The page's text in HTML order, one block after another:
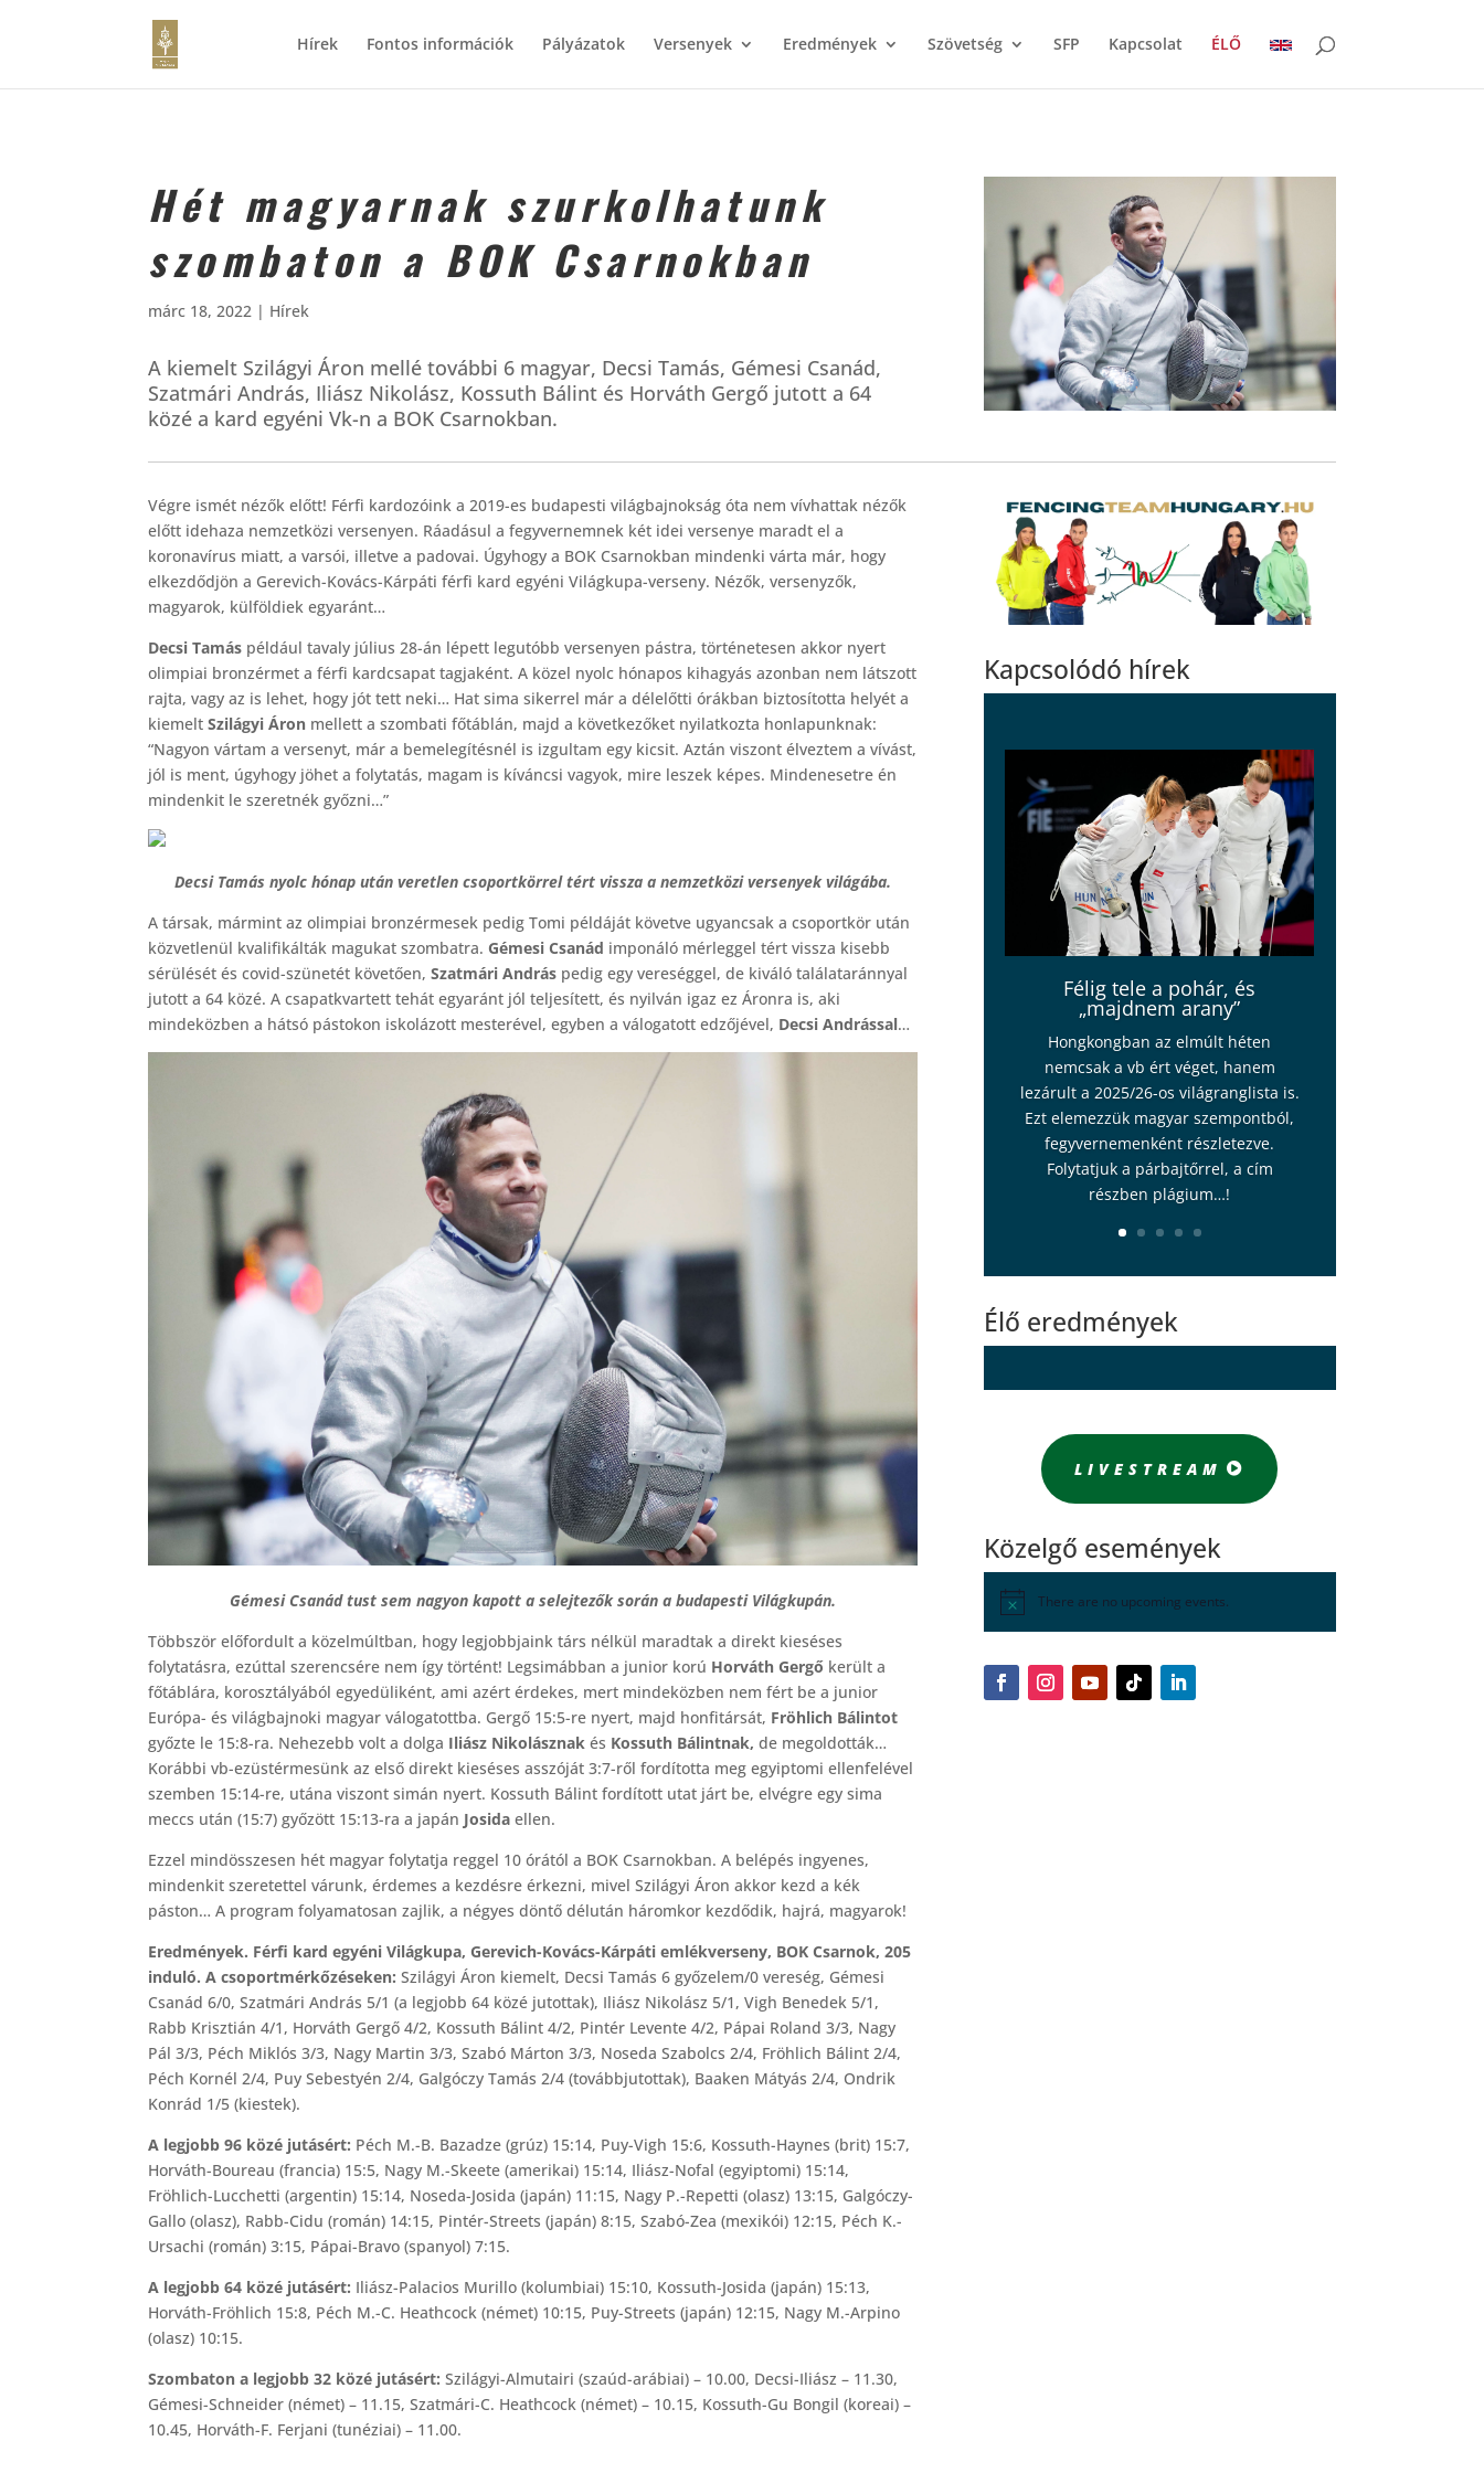
Hírek Fontos információk Pályázatok Versenyek Eredmények Szövetség SFP Kapcsolat ÉLŐ
Hét magyarnak szurkolhatunk
szombaton a BOK Csarnokban
márc 18, 2022 | Hírek
A kiemelt Szilágyi Áron mellé további 6 magyar, Decsi Tamás, Gémesi Csanád,
Szatmári András, Iliász Nikolász, Kossuth Bálint és Horváth Gergő jutott a 64
közé a kard egyéni Vk-n a BOK Csarnokban.
Végre ismét nézők előtt! Férfi kardozóink a 2019-es budapesti világbajnokság óta nem vívhattak nézők
előtt idehaza nemzetközi versenyen. Ráadásul a fegyvernemnek két idei versenye maradt el a
koronavírus miatt, a varsói, illetve a padovai. Úgyhogy a BOK Csarnokban mindenki várta már, hogy
elkezdődjön a Gerevich-Kovács-Kárpáti férfi kard egyéni Világkupa-verseny. Nézők, versenyzők,
magyarok, külföldiek egyaránt…
Decsi Tamás például tavaly július 28-án lépett legutóbb versenyen pástra, történetesen akkor nyert
olimpiai bronzérmet a férfi kardcsapat tagjaként. A közel nyolc hónapos kihagyás azonban nem látszott
rajta, vagy az is lehet, hogy jót tett neki… Hat sima sikerrel már a délelőtti órákban biztosította helyét a
kiemeltSzilágyi Áron mellett a szombati főtáblán, majd a következőket nyilatkozta honlapunknak:
“Nagyon vártam a versenyt, már a bemelegítésnél is izgultam egy kicsit. Aztán viszont élveztem a vívást,
jól is ment, úgyhogy jöhet a folytatás, magam is kíváncsi vagyok, mire leszek képes. Mindenesetre én
mindenkit le szeretnék győzni…”
Decsi Tamás nyolc hónap után veretlen csoportkörrel tért vissza a nemzetközi versenyek világába.
A társak, mármint az olimpiai bronzérmesek pedig Tomi példáját követve ugyancsak a csoportkör után
közvetlenül kvalifikálták magukat szombatra. Gémesi Csanád imponáló mérleggel tért vissza kisebb
sérülését és covid-szünetét követően,Szatmári András pedig egy vereséggel, de kiváló találataránnyal
jutott a 64 közé. A csapatkvartett tehát egyaránt jól teljesített, és nyilván igaz ez Áronra is, aki
mindeközben a hátsó pástokon iskolázott mesterével, egyben a válogatott edzőjével, Decsi Andrással…
Gémesi Csanád tust sem nagyon kapott a selejtezők során a budapesti Világkupán.
Többször előfordult a közelmúltban, hogy legjobbjaink társ nélkül maradtak a direkt kieséses
folytatásra, ezúttal szerencsére nem így történt! Legsimábban a junior korú Horváth Gergő került a
főtáblára, korosztályából egyedüliként, ami azért érdekes, mert mindeközben nem fért be a junior
Európa- és világbajnoki magyar válogatottba. Gergő 15:5-re nyert, majd honfitársát, Fröhlich Bálintot
győzte le 15:8-ra. Nehezebb volt a dolga Iliász Nikolásznak és Kossuth Bálintnak, de megoldották…
Korábbi vb-ezüstérmesünk az első direkt kieséses asszóját 3:7-ről fordította meg egyiptomi ellenfelével
szemben 15:14-re, utána viszont simán nyert. Kossuth Bálint fordított utat járt be, elvégre egy sima
meccs után (15:7) győzött 15:13-ra a japán Josida ellen.
Ezzel mindösszesen hét magyar folytatja reggel 10 órától a BOK Csarnokban. A belépés ingyenes,
mindenkit szeretettel várunk, érdemes a kezdésre érkezni, mivel Szilágyi Áron akkor kezd a kék
páston… A program folyamatosan zajlik, a négyes döntő délután háromkor kezdődik, hajrá, magyarok!
Eredmények. Férfi kard egyéni Világkupa, Gerevich-Kovács-Kárpáti emlékverseny, BOK Csarnok, 205
induló. A csoportmérkőzéseken: Szilágyi Áron kiemelt, Decsi Tamás 6 győzelem/0 vereség, Gémesi
Csanád 6/0, Szatmári András 5/1 (a legjobb 64 közé jutottak), Iliász Nikolász 5/1, Vigh Benedek 5/1,
Rabb Krisztián 4/1, Horváth Gergő 4/2, Kossuth Bálint 4/2, Pintér Levente 4/2, Pápai Roland 3/3, Nagy
Pál 3/3, Péch Miklós 3/3, Nagy Martin 3/3, Szabó Márton 3/3, Noseda Szabolcs 2/4, Fröhlich Bálint 2/4,
Péch Kornél 2/4, Puy Sebestyén 2/4, Galgóczy Tamás 2/4 (továbbjutottak), Baaken Mátyás 2/4, Ondrik
Konrád 1/5 (kiestek).
A legjobb 96 közé jutásért: Péch M.-B. Bazadze (grúz) 15:14, Puy-Vigh 15:6, Kossuth-Haynes (brit) 15:7,
Horváth-Boureau (francia) 15:5, Nagy M.-Skeete (amerikai) 15:14, Iliász-Nofal (egyiptomi) 15:14,
Fröhlich-Lucchetti (argentin) 15:14, Noseda-Josida (japán) 11:15, Nagy P.-Repetti (olasz) 13:15, Galgóczy-
Gallo (olasz), Rabb-Cidu (román) 14:15, Pintér-Streets (japán) 8:15, Szabó-Zea (mexikói) 12:15, Péch K.-
Ursachi (román) 3:15, Pápai-Bravo (spanyol) 7:15.
A legjobb 64 közé jutásért: Iliász-Palacios Murillo (kolumbiai) 15:10, Kossuth-Josida (japán) 15:13,
Horváth-Fröhlich 15:8, Péch M.-C. Heathcock (német) 10:15, Puy-Streets (japán) 12:15, Nagy M.-Arpino
(olasz) 10:15.
Szombaton a legjobb 32 közé jutásért: Szilágyi-Almutairi (szaúd-arábiai) – 10.00, Decsi-Iliász – 11.30,
Gémesi-Schneider (német) – 11.15, Szatmári-C. Heathcock (német) – 10.15, Kossuth-Gu Bongil (koreai) –
10.45, Horváth-F. Ferjani (tunéziai) – 11.00.
Kapcsolódó hírek
Félig tele a pohár, és
„majdnem arany”
Hongkongban az elmúlt héten
nemcsak a vb ért véget, hanem
lezárult a 2025/26-os világranglista is.
Ezt elemezzük magyar szempontból,
fegyvernemenként részletezve.
Folytatjuk a párbajtőrrel, a cím
részben plágium…!
Élő eredmények
LIVESTREAM
Közelgő események
There are no upcoming events.